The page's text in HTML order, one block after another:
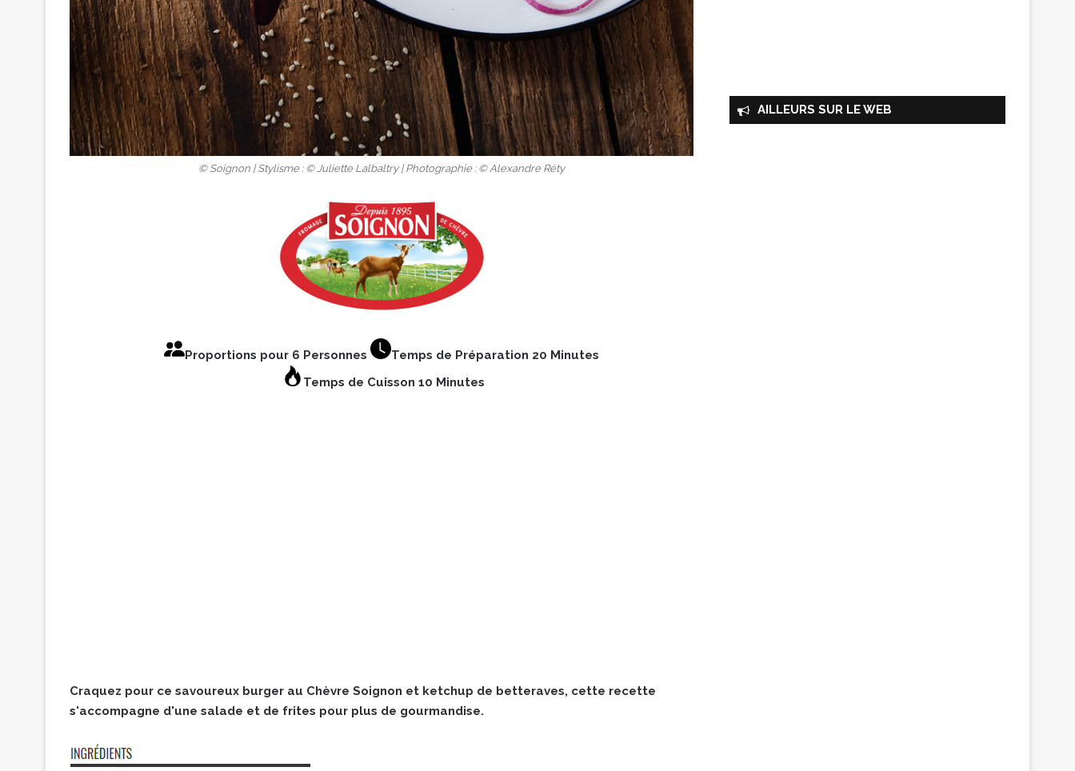
© Soignon | Stylisme : © Juliette Lalbaltry | Photographie : © Alexandre Réty
Proportions pour 6 Personnes
Temps de Préparation 20 Minutes
Temps de Cuisson 10 Minutes
Craquez pour ce savoureux burger au Chèvre Soignon et ketchup de betteraves, cette recette
s'accompagne d'une salade et de frites pour plus de gourmandise.
AILLEURS SUR LE WEB